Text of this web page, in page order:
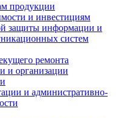
продукции
и инвестициям
защиты информации и
систем
ремонта
и организации
и административно-